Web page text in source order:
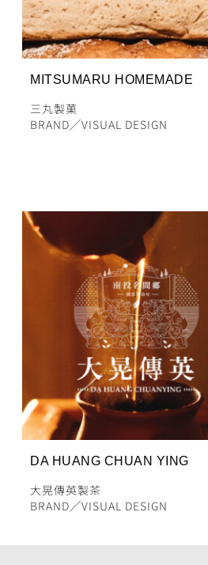
MITSUMARU HOMEMADE
三丸製菓
BRAND╱VISUAL DESIGN
DA HUANG CHUAN YING
大晃傳英製茶
BRAND╱VISUAL DESIGN